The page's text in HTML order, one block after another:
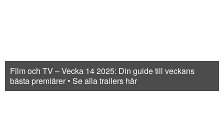
Film och TV – Vecka 14 2025: Din guide till veckans
bästa premiärer • Se alla trailers här